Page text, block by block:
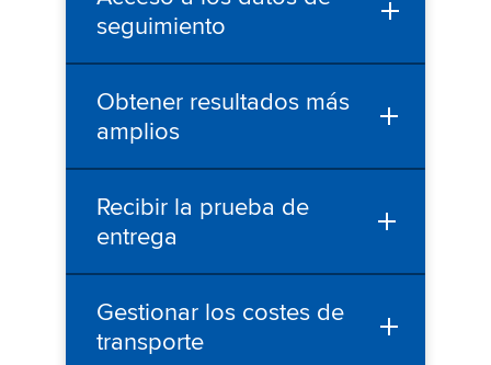
seguimiento
Obtener resultados más
amplios
Recibir la prueba de
entrega
Gestionar los costes de
transporte